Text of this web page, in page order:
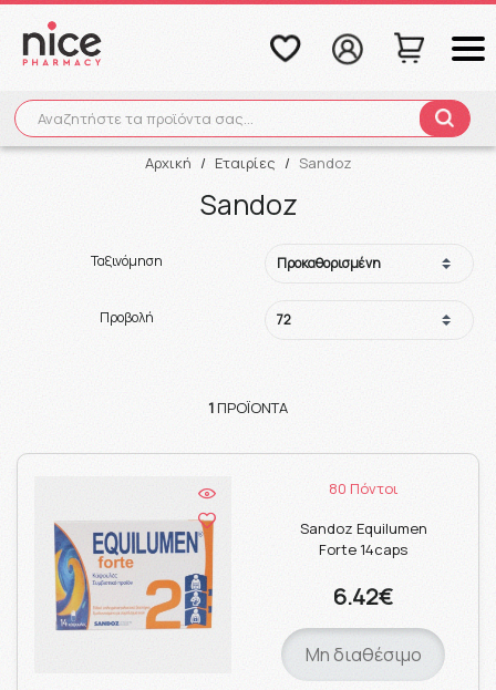
Αναζητήστε τα προϊόντα σας...
Αναζήτηση
Αρχική / Εταιρίες / Sandoz
Sandoz
Ταξινόμηση
Προβολή
1ΠΡΟΪΌΝΤΑ
80 Πόντοι
Sandoz Equilumen
Forte 14caps
6.42€
Μη διαθέσιμο